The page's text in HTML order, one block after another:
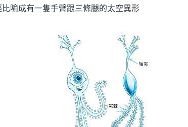
喻成有一隻手臂跟三條腿的太空異形